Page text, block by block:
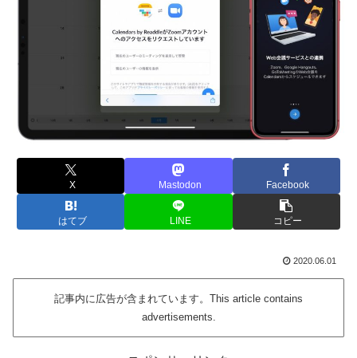
X Mastodon Facebook
はてブ LINE コピー
2020.06.01
記事内に広告が含まれています。This article contains
advertisements.